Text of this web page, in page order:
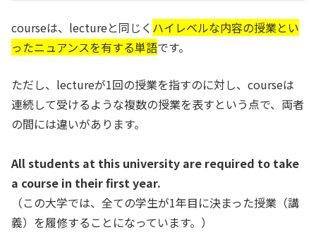
courseは、lectureと同じく ハイレベルな内容の授業とい
ったニュアンスを有する単語です。
ただし、lectureが1回の授業を指すのに対し、courseは
連続して受けるような複数の授業を表すという点で、両者
の間には違いがあります。
All students at this university are required to take
a course in their first year.
（この大学では、全ての学生が1年目に決まった授業（講
義）を履修することになっています。）